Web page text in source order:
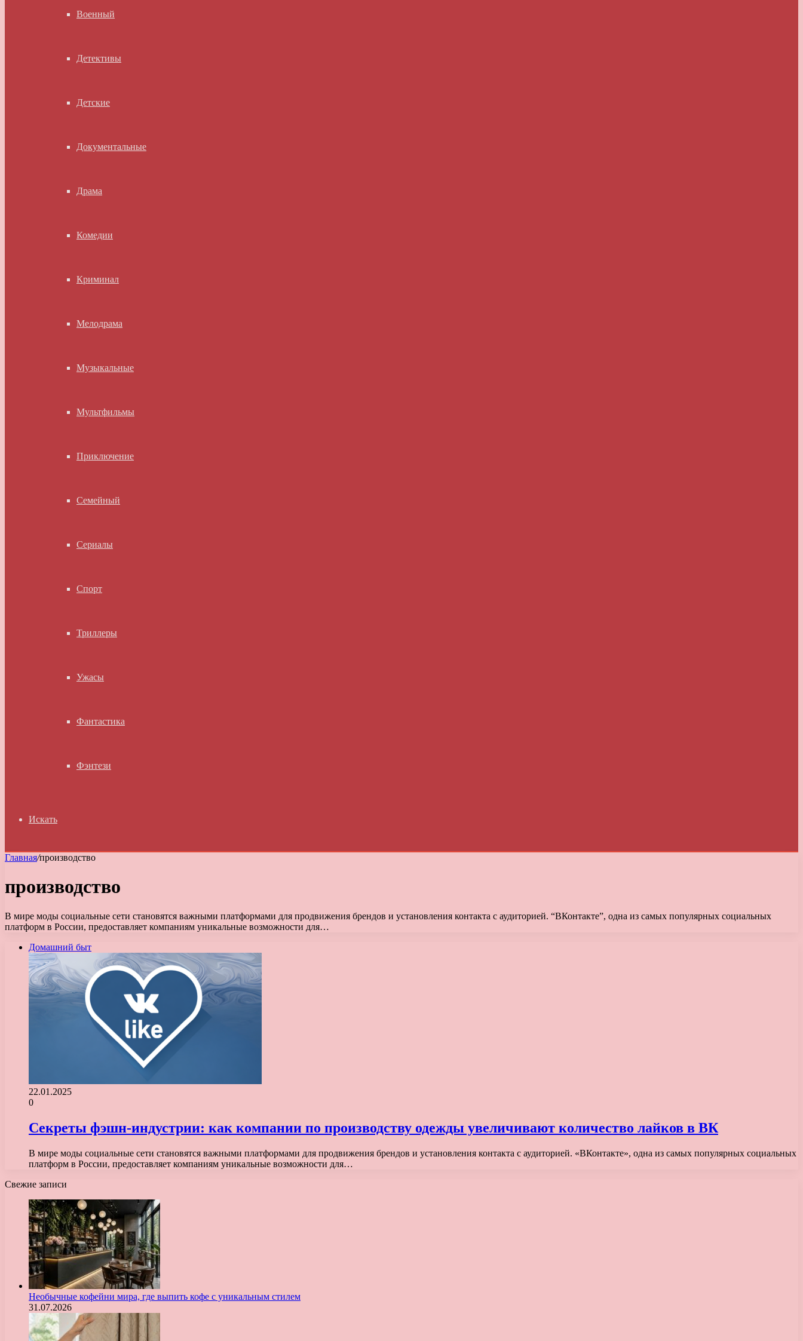
Военный
Детективы
Детские
Документальные
Драма
Комедии
Криминал
Мелодрама
Музыкальные
Мультфильмы
Приключение
Семейный
Сериалы
Спорт
Триллеры
Ужасы
Фантастика
Фэнтези
Искать
Главная/производство
производство
В мире моды социальные сети становятся важными платформами для продвижения брендов и установления контакта с аудиторией. “ВКонтакте”, одна из самых популярных социальных
платформ в России, предоставляет компаниям уникальные возможности для…
Домашний быт
22.01.2025
0
Секреты фэшн-индустрии: как компании по производству одежды увеличивают количество лайков в ВК
В мире моды социальные сети становятся важными платформами для продвижения брендов и установления контакта с аудиторией. «ВКонтакте», одна из самых популярных социальных
платформ в России, предоставляет компаниям уникальные возможности для…
Свежие записи
Необычные кофейни мира, где выпить кофе с уникальным стилем
31.07.2026